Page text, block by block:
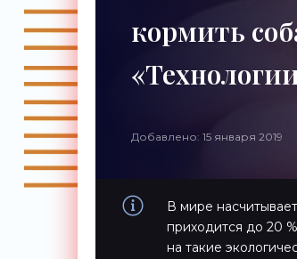
кормить
Добавлено: 15 января 2019
В мире
приходится до 20
на такие